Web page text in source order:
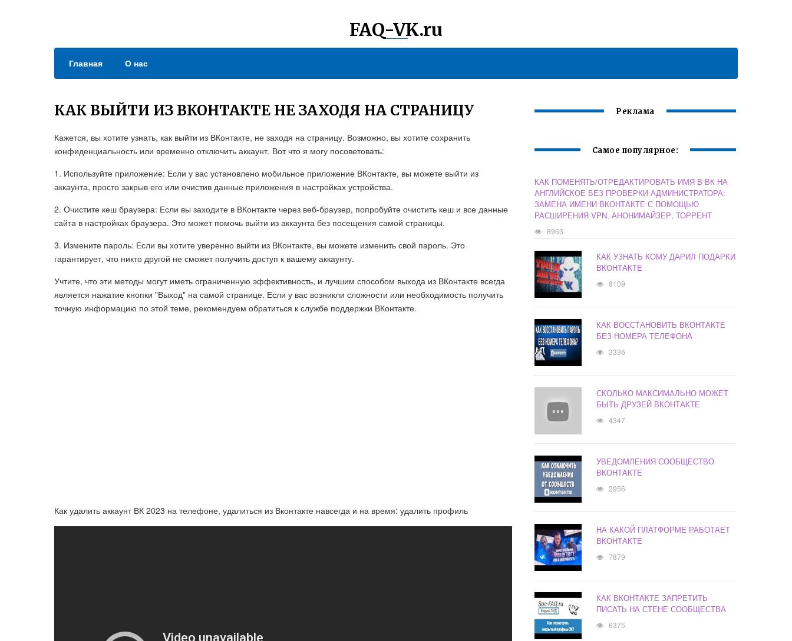
FAQ-VK.ru
Главная О нас
КАК ВЫЙТИ ИЗ ВКОНТАКТЕ НЕ ЗАХОДЯ НА СТРАНИЦУ
Кажется, вы хотите узнать, как выйти из ВКонтакте, не заходя на страницу. Возможно, вы хотите сохранить
конфиденциальность или временно отключить аккаунт. Вот что я могу посоветовать:
1. Используйте приложение: Если у вас установлено мобильное приложение ВКонтакте, вы можете выйти из
аккаунта, просто закрыв его или очистив данные приложения в настройках устройства.
2. Очистите кеш браузера: Если вы заходите в ВКонтакте через веб-браузер, попробуйте очистить кеш и все данные
сайта в настройках браузера. Это может помочь выйти из аккаунта без посещения самой страницы.
3. Измените пароль: Если вы хотите уверенно выйти из ВКонтакте, вы можете изменить свой пароль. Это
гарантирует, что никто другой не сможет получить доступ к вашему аккаунту.
Учтите, что эти методы могут иметь ограниченную эффективность, и лучшим способом выхода из ВКонтакте всегда
является нажатие кнопки "Выход" на самой странице. Если у вас возникли сложности или необходимость получить
точную информацию по этой теме, рекомендуем обратиться к службе поддержки ВКонтакте.
Как удалить аккаунт ВК 2023 на телефоне, удалиться из Вконтакте навсегда и на время: удалить профиль
Реклама
Самое популярное:
КАК ПОМЕНЯТЬ/ОТРЕДАКТИРОВАТЬ ИМЯ В ВК НА
АНГЛИЙСКОЕ БЕЗ ПРОВЕРКИ АДМИНИСТРАТОРА:
ЗАМЕНА ИМЕНИ ВКОНТАКТЕ С ПОМОЩЬЮ
РАСШИРЕНИЯ VPN, АНОНИМАЙЗЕР, ТОРРЕНТ
8963
КАК УЗНАТЬ КОМУ ДАРИЛ ПОДАРКИ
ВКОНТАКТЕ
8109
КАК ВОССТАНОВИТЬ ВКОНТАКТЕ
БЕЗ НОМЕРА ТЕЛЕФОНА
3336
СКОЛЬКО МАКСИМАЛЬНО МОЖЕТ
БЫТЬ ДРУЗЕЙ ВКОНТАКТЕ
4347
УВЕДОМЛЕНИЯ СООБЩЕСТВО
ВКОНТАКТЕ
2956
НА КАКОЙ ПЛАТФОРМЕ РАБОТАЕТ
ВКОНТАКТЕ
7879
КАК ВКОНТАКТЕ ЗАПРЕТИТЬ
ПИСАТЬ НА СТЕНЕ СООБЩЕСТВА
6375